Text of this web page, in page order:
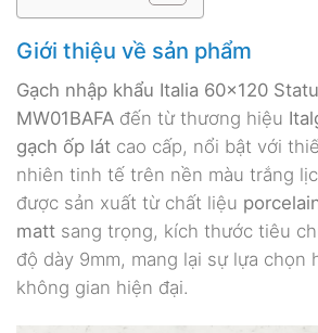
Giới thiệu về sản phẩm
Gạch nhập khẩu Italia 60×120
MW01BAFA đến từ thương hiệu
gạch ốp lát cao cấp, nổi bật với
nhiên tinh tế trên nền màu trắng
được sản xuất từ chất liệu
matt sang trọng, kích thước tiêu
độ dày 9mm, mang lại sự lựa chọn
không gian hiện đại.